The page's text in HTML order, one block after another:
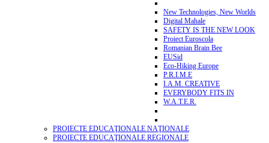
New Technologies, New Worlds
Digital Mahale
SAFETY IS THE NEW LOOK
Proiect Euroscola
Romanian Brain Bee
EUSid
Eco-Hiking Europe
P.R.I.M.E
I.A.M. CREATIVE
EVERYBODY FITS IN
W.A.T.E.R.
PROIECTE EDUCAŢIONALE NAŢIONALE
PROIECTE EDUCAŢIONALE REGIONALE